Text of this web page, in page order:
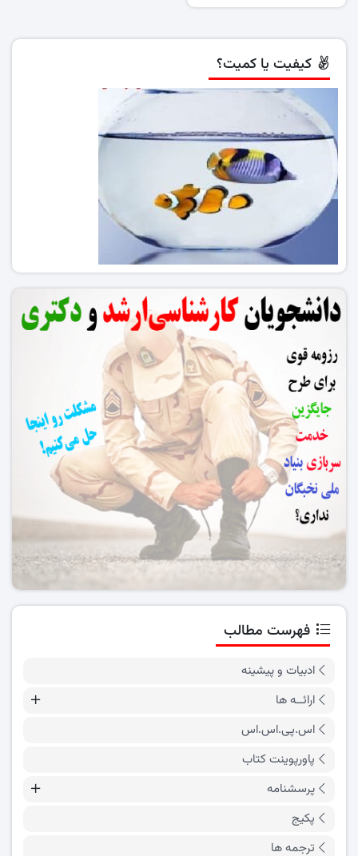
کیفیت یا کمیت؟
فهرست مطالب
ادبیات و پیشینه
ارائــه ها
اس.پی.اس.اس
پاورپوینت کتاب
پرسشنامه
پکیج
ترجمه ها